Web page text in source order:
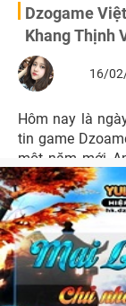
Dzogame
Khang Thịnh
16/
Hôm nay là
tin game
một năm mới
lộc đắc niên.